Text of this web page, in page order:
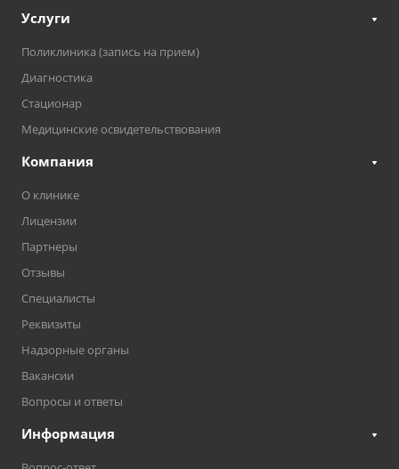
Услуги
Поликлиника (запись на прием)
Диагностика
Стационар
Медицинские освидетельствования
Компания
О клинике
Лицензии
Партнеры
Отзывы
Специалисты
Реквизиты
Надзорные органы
Вакансии
Вопросы и ответы
Информация